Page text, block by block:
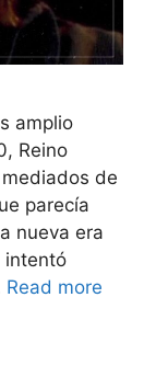
amplio
Reino
de
parecía
nueva era
intentó
Read more